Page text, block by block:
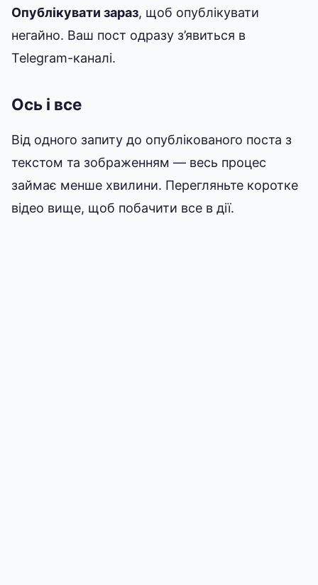
Опублікувати зараз, щоб опублікувати
негайно. Ваш пост одразу з’явиться в
Telegram-каналі.
Ось і все
Від одного запиту до опублікованого поста з
текстом та зображенням — весь процес
займає менше хвилини. Перегляньте коротке
відео вище, щоб побачити все в дії.